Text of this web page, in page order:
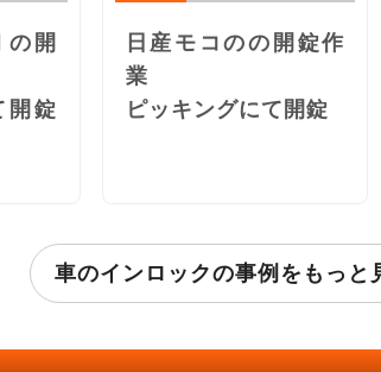
の開
開錠
日産モコのの開錠作
業
ピッキングにて開錠
車のインロックの事例をもっと